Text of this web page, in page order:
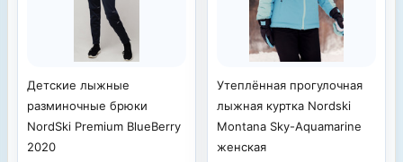
Детские лыжные
разминочные брюки
NordSki Premium BlueBerry
2020
Утеплённая прогулочная
лыжная куртка Nordski
Montana Sky-Aquamarine
женская